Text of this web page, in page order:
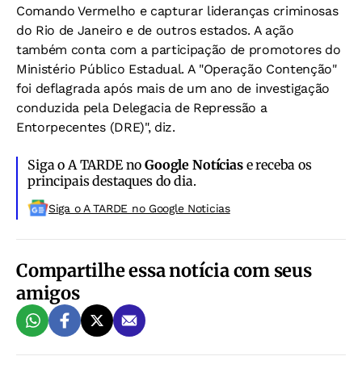
Comando Vermelho e capturar lideranças criminosas
do Rio de Janeiro e de outros estados. A ação
também conta com a participação de promotores do
Ministério Público Estadual. A "Operação Contenção"
foi deflagrada após mais de um ano de investigação
conduzida pela Delegacia de Repressão a
Entorpecentes (DRE)", diz.
Siga o A TARDE noGoogle Notíciase receba os
principais destaques do dia.
Siga o A TARDE no Google Noticias
Compartilhe essa notícia com seus
amigos